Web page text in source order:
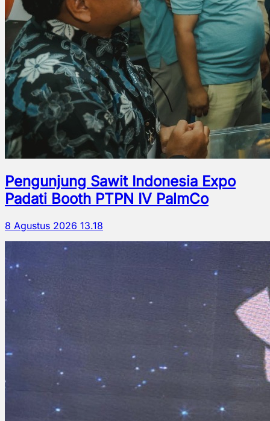
Pengunjung Sawit Indonesia Expo
Padati Booth PTPN IV PalmCo
8 Agustus 2026 13.18